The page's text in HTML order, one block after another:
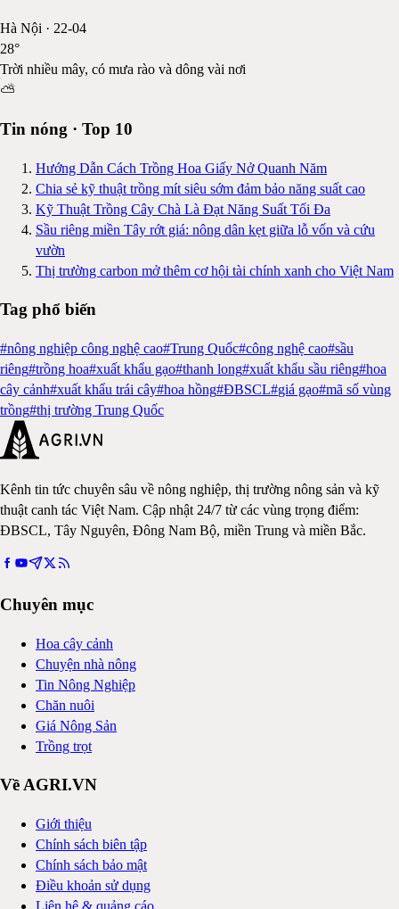
Hà Nội · 22-04
28°
Trời nhiều mây, có mưa rào và dông vài nơi
⛅
Tin nóng · Top 10
Hướng Dẫn Cách Trồng Hoa Giấy Nở Quanh Năm
Chia sẻ kỹ thuật trồng mít siêu sớm đảm bảo năng suất cao
Kỹ Thuật Trồng Cây Chà Là Đạt Năng Suất Tối Đa
Sầu riêng miền Tây rớt giá: nông dân kẹt giữa lỗ vốn và cứu
vườn
Thị trường carbon mở thêm cơ hội tài chính xanh cho Việt Nam
Tag phổ biến
#nông nghiệp công nghệ cao#Trung Quốc#công nghệ cao#sầu
riêng#trồng hoa#xuất khẩu gạo#thanh long#xuất khẩu sầu riêng#hoa
cây cảnh#xuất khẩu trái cây#hoa hồng#ĐBSCL#giá gạo#mã số vùng
trồng#thị trường Trung Quốc
Kênh tin tức chuyên sâu về nông nghiệp, thị trường nông sản và kỹ
thuật canh tác Việt Nam. Cập nhật 24/7 từ các vùng trọng điểm:
ĐBSCL, Tây Nguyên, Đông Nam Bộ, miền Trung và miền Bắc.
Chuyên mục
Hoa cây cảnh
Chuyện nhà nông
Tin Nông Nghiệp
Chăn nuôi
Giá Nông Sản
Trồng trọt
Về AGRI.VN
Giới thiệu
Chính sách biên tập
Chính sách bảo mật
Điều khoản sử dụng
Liên hệ & quảng cáo